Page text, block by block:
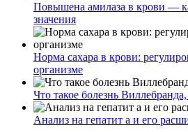
Повышена амилаза в крови —
значения
Норма сахара в крови:
организме
Что такое болезнь
Анализ на гепатит а и его